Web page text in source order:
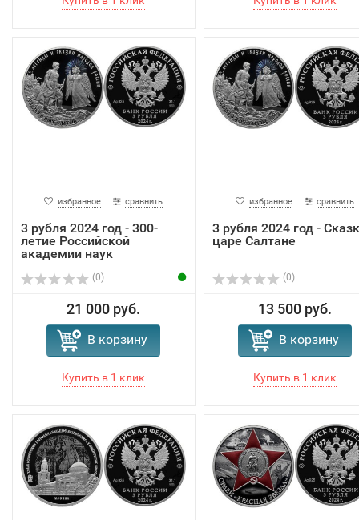
избранное сравнить
3 рубля 2024 год - 300-
летие Российской
академии наук
(0)
21 000 руб.
В корзину
избранное сравнить
3 рубля 2024 год -
царе Салтане
(0)
13 500 руб.
В корзину